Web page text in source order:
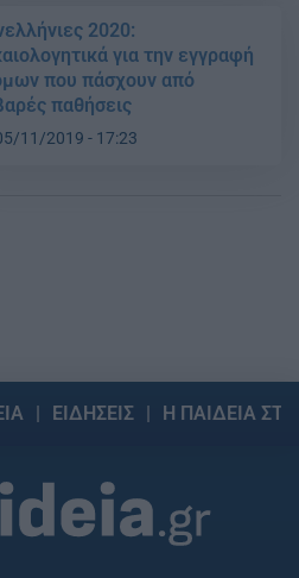
2020:
για την εγγραφή
που πάσχουν από
παθήσεις
11/2019 - 17:23
ΕΙΔΗΣΕΙΣ Η ΠΑΙΔΕΙΑ